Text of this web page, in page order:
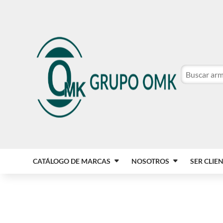
CATÁLOGO DE MARCAS NOSOTROS SER